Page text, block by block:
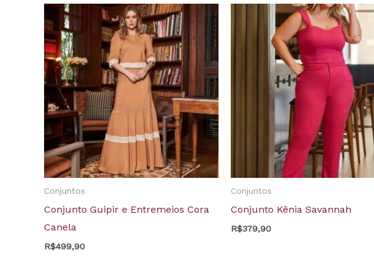
Conjuntos
Conjunto Guipir e Entremeios Cora
Canela
R$499,90
Conjuntos
Conjunto Kênia Savannah
R$379,90